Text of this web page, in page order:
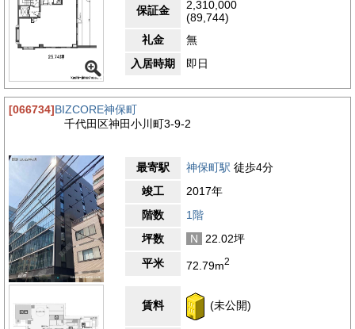
保証金
2,310,000
(89,744)
礼金
無
入居時期
即日
[066734]BIZCORE神保町
千代田区神田小川町3-9-2
最寄駅 神保町駅 徒歩4分
竣工
2017年
階数
1階
坪数
N
22.02坪
平米
72.79m2
賃料 (未公開)